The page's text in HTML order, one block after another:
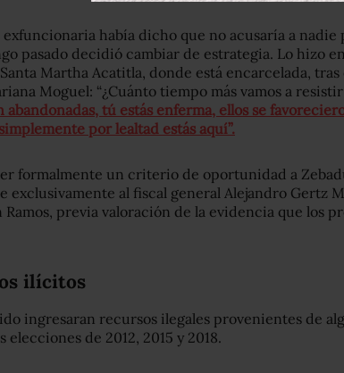
exfuncionaria había dicho que no acusaría a nadie
pasado decidió cambiar de estrategia. Lo hizo
Martha Acatitla, donde está encarcelada,
Moguel: “¿Cuánto tiempo más vamos a
abandonadas, tú estás enferma, ellos se
por lealtad estás aquí”.
formalmente un criterio de oportunidad a
exclusivamente al fiscal general Alejandro Gertz
previa valoración de la evidencia que los
ilícitos
ingresaran recursos ilegales provenientes de
de 2012, 2015 y 2018.